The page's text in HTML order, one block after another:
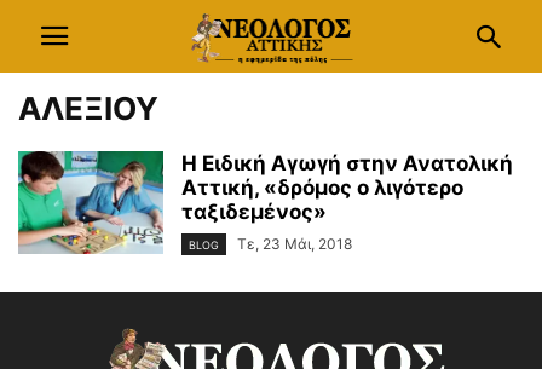
ΑΛΕΞΙΟΥ
Η Ειδική Αγωγή στην Ανατολική
Αττική, «δρόμος ο λιγότερο
ταξιδεμένος»
BLOG Τε, 23 Μάι, 2018